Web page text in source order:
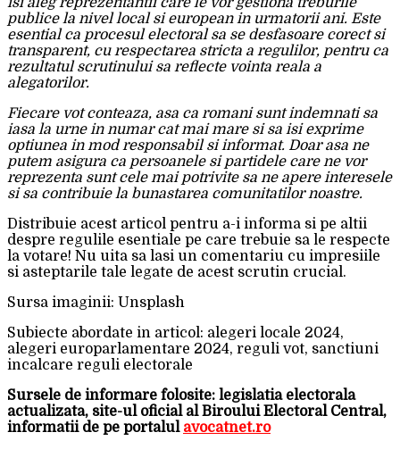
publice la nivel local si european in urmatorii ani. Este
esential ca procesul electoral sa se desfasoare corect si
transparent, cu respectarea stricta a regulilor, pentru ca
rezultatul scrutinului sa reflecte vointa reala a
alegatorilor.
Fiecare vot conteaza, asa ca romani sunt indemnati sa
iasa la urne in numar cat mai mare si sa isi exprime
optiunea in mod responsabil si informat. Doar asa ne
putem asigura ca persoanele si partidele care ne vor
reprezenta sunt cele mai potrivite sa ne apere interesele
si sa contribuie la bunastarea comunitatilor noastre.
Distribuie acest articol pentru a-i informa si pe altii
despre regulile esentiale pe care trebuie sa le respecte
la votare! Nu uita sa lasi un comentariu cu impresiile
si asteptarile tale legate de acest scrutin crucial.
Sursa imaginii: Unsplash
Subiecte abordate in articol: alegeri locale 2024,
alegeri europarlamentare 2024, reguli vot, sanctiuni
incalcare reguli electorale
Sursele de informare folosite: legislatia electorala
actualizata, site-ul oficial al Biroului Electoral Central,
informatii de pe portalul avocatnet.ro